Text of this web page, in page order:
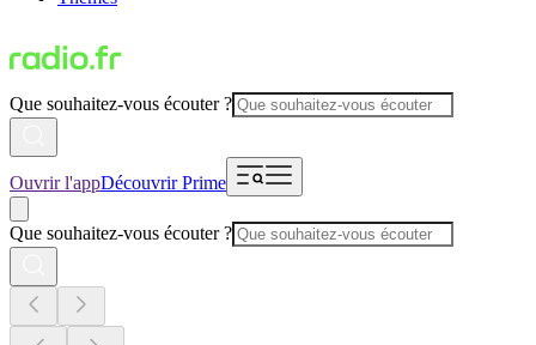
Que souhaitez-vous écouter ?
Ouvrir l'appDécouvrir Prime
Que souhaitez-vous écouter ?